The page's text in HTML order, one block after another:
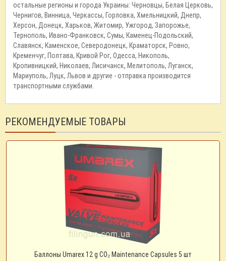
остальные регионы и города Украины: Черновцы, Белая Церковь,
Чернигов, Винница, Черкассы, Горловка, Хмельницкий, Днепр,
Херсон, Донецк, Харьков, Житомир, Ужгород, Запорожье,
Тернополь, Ивано-Франковск, Сумы, Каменец-Подольский,
Славянск, Каменское, Северодонецк, Краматорск, Ровно,
Кременчуг, Полтава, Кривой Рог, Одесса, Никополь,
Кропивницкий, Николаев, Лисичанск, Мелитополь, Луганск,
Мариуполь, Луцк, Львов и другие - отправка производится
транспортными службами.
РЕКОМЕНДУЕМЫЕ ТОВАРЫ
Баллоны Umarex 12 g CO₂ Maintenance Capsules 5 шт